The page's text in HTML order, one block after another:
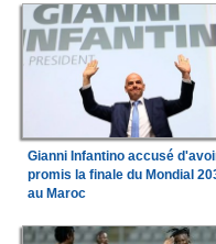
Gianni Infantino accusé
promis la finale du Mondial
au Maroc